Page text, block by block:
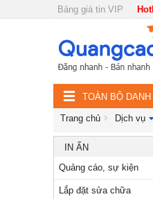
Bảng giá tin VIP
Nội, ngoại thất
Đồ gia dụng
Điện thoại, Viễn thông
Nhà và Đất
Dịch vụ
Quảng cáo, sự kiện
Lắp đặt sửa chữa
TOÀN BỘ DANH
Trang chủ Dịch vụ
IN ẤN
Quảng cáo, sự kiện
Lắp đặt sửa chữa